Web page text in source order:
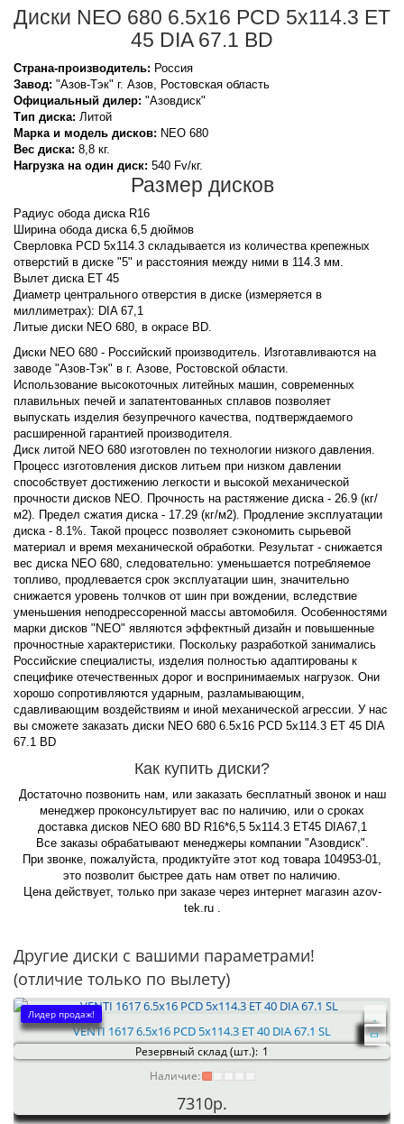
Диски NEO 680 6.5x16 PCD 5x114.3 ET
45 DIA 67.1 BD
Страна-производитель: Россия
Завод: "Азов-Тэк" г. Азов, Ростовская область
Официальный дилер: "Азовдиск"
Тип диска: Литой
Марка и модель дисков: NEO 680
Вес диска: 8,8 кг.
Нагрузка на один диск: 540 Fv/кг.
Размер дисков
Радиус обода диска R16
Ширина обода диска 6,5 дюймов
Сверловка PCD 5x114.3 складывается из количества крепежных
отверстий в диске "5" и расстояния между ними в 114.3 мм.
Вылет диска ET 45
Диаметр центрального отверстия в диске (измеряется в
миллиметрах): DIA 67,1
Литые диски NEO 680, в окрасе BD.
Диски NEO 680 - Российский производитель. Изготавливаются на
заводе "Азов-Тэк" в г. Азове, Ростовской области.
Использование высокоточных литейных машин, современных
плавильных печей и запатентованных сплавов позволяет
выпускать изделия безупречного качества, подтверждаемого
расширенной гарантией производителя.
Диск литой NEO 680 изготовлен по технологии низкого давления.
Процесс изготовления дисков литьем при низком давлении
способствует достижению легкости и высокой механической
прочности дисков NEO. Прочность на растяжение диска - 26.9 (кг/
м2). Предел сжатия диска - 17.29 (кг/м2). Продление эксплуатации
диска - 8.1%. Такой процесс позволяет сэкономить сырьевой
материал и время механической обработки. Результат - снижается
вес диска NEO 680, следовательно: уменьшается потребляемое
топливо, продлевается срок эксплуатации шин, значительно
снижается уровень толчков от шин при вождении, вследствие
уменьшения неподрессоренной массы автомобиля. Особенностями
марки дисков "NEO" являются эффектный дизайн и повышенные
прочностные характеристики. Поскольку разработкой занимались
Российские специалисты, изделия полностью адаптированы к
специфике отечественных дорог и воспринимаемых нагрузок. Они
хорошо сопротивляются ударным, разламывающим,
сдавливающим воздействиям и иной механической агрессии. У нас
вы сможете заказать диски NEO 680 6.5x16 PCD 5x114.3 ET 45 DIA
67.1 BD
Как купить диски?
Достаточно позвонить нам, или заказать бесплатный звонок и наш
менеджер проконсультирует вас по наличию, или о сроках
доставка дисков NEO 680 BD R16*6,5 5x114.3 ET45 DIA67,1
Все заказы обрабатывают менеджеры компании "Азовдиск".
При звонке, пожалуйста, продиктуйте этот код товара 104953-01,
это позволит быстрее дать нам ответ по наличию.
Цена действует, только при заказе через интернет магазин azov-
tek.ru .
Другие диски с вашими параметрами!
(отличие только по вылету)
Лидер продаж!
VENTI 1617 6.5x16 PCD 5x114.3 ET 40 DIA 67.1 SL
Резервный склад (шт.): 1
Наличие:
7310р.